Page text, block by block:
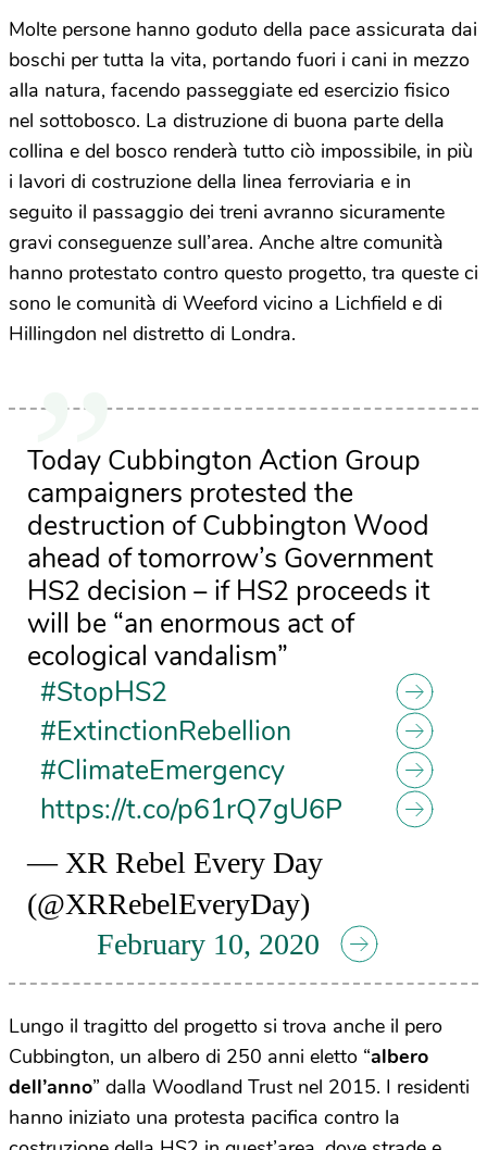
Molte persone hanno goduto della pace assicurata dai
boschi per tutta la vita, portando fuori i cani in mezzo
alla natura, facendo passeggiate ed esercizio fisico
nel sottobosco. La distruzione di buona parte della
collina e del bosco renderà tutto ciò impossibile, in più
i lavori di costruzione della linea ferroviaria e in
seguito il passaggio dei treni avranno sicuramente
gravi conseguenze sull’area. Anche altre comunità
hanno protestato contro questo progetto, tra queste ci
sono le comunità di Weeford vicino a Lichfield e di
Hillingdon nel distretto di Londra.
Today Cubbington Action Group
campaigners protested the
destruction of Cubbington Wood
ahead of tomorrow’s Government
HS2 decision – if HS2 proceeds it
will be “an enormous act of
ecological vandalism”
#StopHS2
#ExtinctionRebellion
#ClimateEmergency
https://t.co/p61rQ7gU6P
— XR Rebel Every Day
(@XRRebelEveryDay)
February 10, 2020
Lungo il tragitto del progetto si trova anche il pero
Cubbington, un albero di 250 anni eletto “albero
dell’anno” dalla Woodland Trust nel 2015. I residenti
hanno iniziato una protesta pacifica contro la